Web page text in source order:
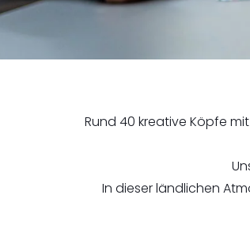
Rund 40 kreative Köpfe
In dieser ländlichen